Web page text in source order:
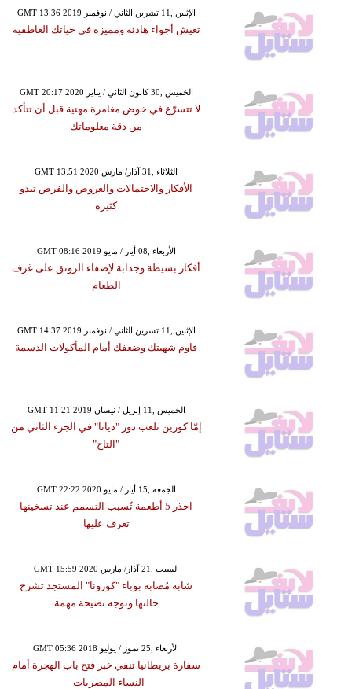
GMT 13:36 2019 الإثنين ,11 تشرين الثاني / نوفمبر
تعيش أجواء هادئة ومميزة في حياتك العاطفية
GMT 20:17 2020 الخميس ,30 كانون الثاني / يناير
لا تتسرّع في خوض مغامرة مهنية قبل أن تتأكد
من دقة معلوماتك
GMT 13:51 2020 الثلاثاء ,31 آذار/ مارس
الأفكار والاحتمالات والعروض والفرص تبدو
كثيرة
GMT 08:16 2019 الأربعاء ,08 أيار / مايو
أفكار بسيطة وجذابة لإضفاء الرونق على غرف
الطعام
GMT 14:37 2019 الإثنين ,11 تشرين الثاني / نوفمبر
قاوم شهيتك وضعفك أمام المأكولات الدسمة
GMT 11:21 2019 الخميس ,11 إبريل / نيسان
إمّا كورين تلعب دور "ديانا" في الجزء الثاني من
"التاج"
GMT 22:22 2020 الجمعة ,15 أيار / مايو
احذر 5 أطعمة تُسبب التسمم عند تسخينها
تعرف عليها
GMT 15:59 2020 السبت ,21 آذار/ مارس
شابة مُصابة بوباء "كورونا" المستجد تشرح
حالتها وتوجه نصيحة مهمة
GMT 05:36 2018 الأربعاء ,25 تموز / يوليو
سفارة بريطانيا تنفي خبر فتح باب الهجرة أمام
النساء المصريات